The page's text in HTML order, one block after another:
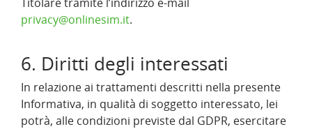
privacy@onlinesim.it.
6. Diritti degli interessati
In relazione ai trattamenti descritti nella presente
Informativa, in qualità di soggetto interessato, lei
potrà, alle condizioni previste dal GDPR, esercitare